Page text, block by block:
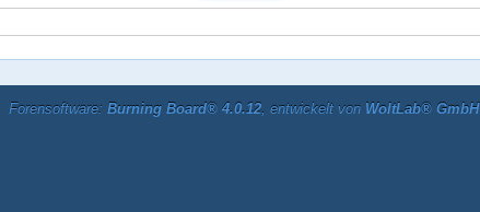
Forensoftware: Burning Board® 4.0.12, entwickelt von WoltLab® GmbH